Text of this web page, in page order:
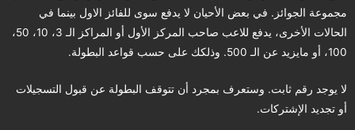
مجموعة الجوائز. في بعض الأحيان لا يدفع سوى للفائز الاول بينما في
الحالات الأخرى، يدفع للاعب صاحب المركز الأول أو المراكز الـ 3، 10، 50،
100، أو مايزيد عن الـ 500. وذلكك على حسب قواعد البطولة.
لا يوجد رقم ثابت. وستعرف بمجرد أن تتوقف البطولة عن قبول التسجيلات
أو تجديد الإشتركات.